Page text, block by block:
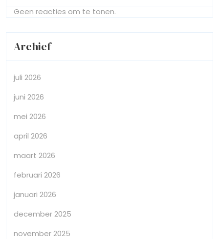
Geen reacties om te tonen.
Archief
juli 2026
juni 2026
mei 2026
april 2026
maart 2026
februari 2026
januari 2026
december 2025
november 2025